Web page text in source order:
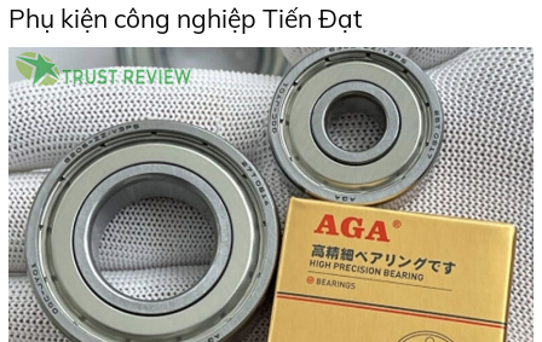
Phụ kiện công nghiệp Tiến Đạt